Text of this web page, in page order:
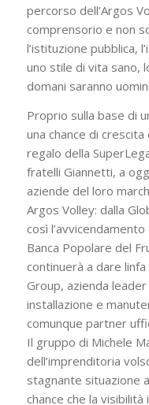
percorso dell’Argos
comprensorio e non
l’istituzione pubblica,
uno stile di vita sano,
domani saranno
Proprio sulla base di
una chance di
regalo della
fratelli Giannetti, a
aziende del loro
Argos Volley: dalla
così
Banca Popolare del
continuerà a dare linfa
Group, azienda
installazione e
comunque partner
Il gruppo di Michele
dell’imprenditoria
stagnante situazione
chance che la